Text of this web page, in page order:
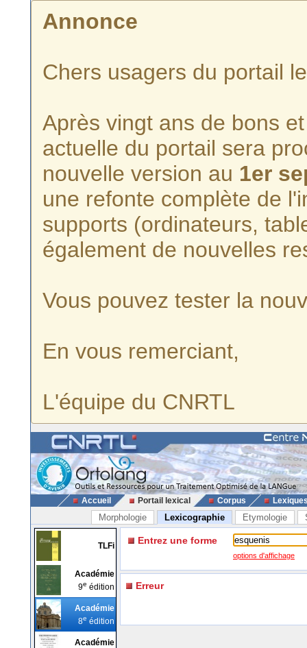
Annonce
Chers usagers du portail
Après vingt ans de bons
actuelle du portail sera
nouvelle version au 1er
une refonte complète de
supports (ordinateurs,
également de nouvelles
Vous pouvez tester la
En vous remerciant,
L'équipe du CNRTL
Accueil Portail lexical Corpus
Morphologie Lexicographie Etymologie
TLFi
Académie
9e édition
Académie
8e édition
Académie
Entrez une forme
options d'affichage
Erreur